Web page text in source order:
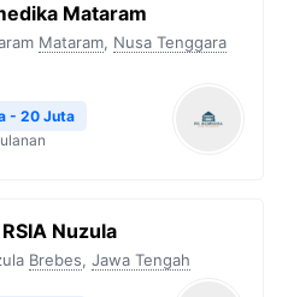
Mataram
Mataram, Nusa Tenggara
- 20 Juta
Nuzula
Brebes, Jawa Tengah